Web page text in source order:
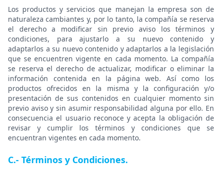
Los productos y servicios que manejan la empresa son de
naturaleza cambiantes y, por lo tanto, la compañía se reserva
el derecho a modificar sin previo aviso los términos y
condiciones, para ajustarlo a su nuevo contenido y
adaptarlos a su nuevo contenido y adaptarlos a la legislación
que se encuentren vigente en cada momento. La compañía
se reserva el derecho de actualizar, modificar o eliminar la
información contenida en la página web. Así como los
productos ofrecidos en la misma y la configuración y/o
presentación de sus contenidos en cualquier momento sin
previo aviso y sin asumir responsabilidad alguna por ello. En
consecuencia el usuario reconoce y acepta la obligación de
revisar y cumplir los términos y condiciones que se
encuentran vigentes en cada momento.
C.- Términos y Condiciones.